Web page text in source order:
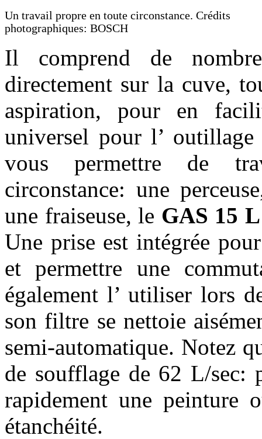
Un travail propre en toute circonstance. Crédits
photographiques: BOSCH
Il comprend de
directement sur la cuve,
aspiration, pour en
universel pour l’
vous permettre de
circonstance: une
une fraiseuse, le GAS 15 L
Une prise est intégrée
et permettre une
également l’ utiliser lors
son filtre se nettoie
semi-automatique. Notez
de soufflage de 62 L/sec:
rapidement une peinture
étanchéité.